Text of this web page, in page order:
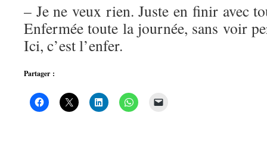
– Je ne veux rien. Juste en finir avec
Enfermée toute la journée, sans voir
Ici, c’est l’enfer.
Partager :